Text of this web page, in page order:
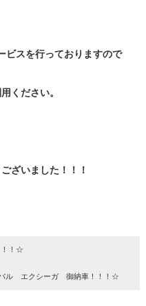
ビスを行っておりますので
ください。
ざいました！！！
！☆
ル エクシーガ 御納車！！！☆